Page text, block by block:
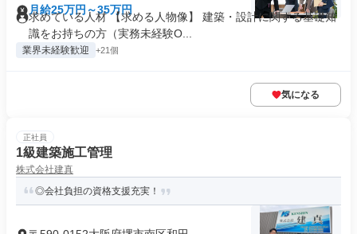
月給25万円～35万円
求めている人材 【求める人物像】 建築・設計に関する基礎知
識をお持ちの方（実務未経験O...
業界未経験歓迎 +21個
気になる
正社員
1級建築施工管理
株式会社建真
◎会社負担の資格支援充実！